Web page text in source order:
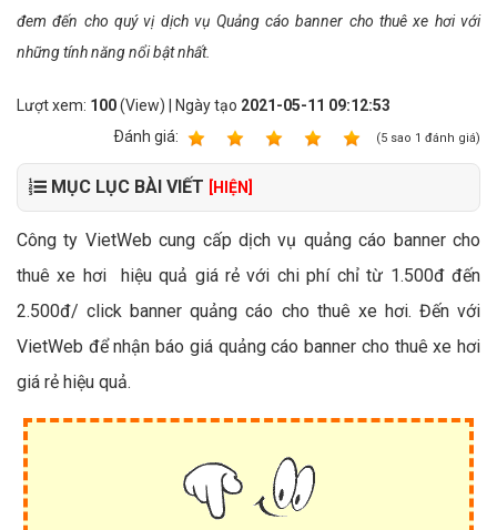
đem đến cho quý vị dịch vụ Quảng cáo banner cho thuê xe hơi với
những tính năng nổi bật nhất.
Lượt xem: 100(View) | Ngày tạo 2021-05-11 09:12:53
Ðánh giá:
(5 sao 1 đánh giá)
MỤC LỤC BÀI VIẾT [HIỆN]
Công ty VietWeb cung cấp dịch vụ quảng cáo banner cho
thuê xe hơi hiệu quả giá rẻ với chi phí chỉ từ 1.500đ đến
2.500đ/ click banner quảng cáo cho thuê xe hơi. Đến với
VietWeb để nhận báo giá quảng cáo banner cho thuê xe hơi
giá rẻ hiệu quả.